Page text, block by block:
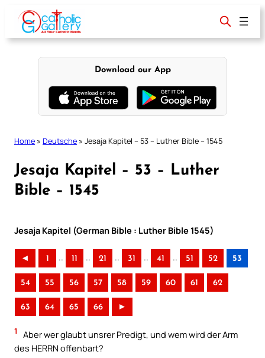
content
Download our App
Home » Deutsche » Jesaja Kapitel – 53 – Luther Bible – 1545
Jesaja Kapitel – 53 – Luther
Bible – 1545
Jesaja Kapitel (German Bible : Luther Bible 1545)
◄ 1 .. 11 .. 21 .. 31 .. 41 .. 51 52 53
54 55 56 57 58 59 60 61 62
63 64 65 66 ►
1
Aber wer glaubt unsrer Predigt, und wem wird der Arm
des HERRN offenbart?